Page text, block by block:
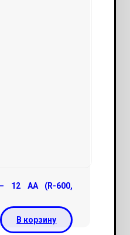
12 AA (R-600,
В корзину